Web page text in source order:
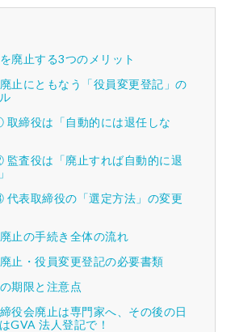
廃止する3つのメリット
止にともなう「役員変更登記」の
取締役は「自動的には退任しな
監査役は「廃止すれば自動的に退
代表取締役の「選定方法」の変更
止の手続き全体の流れ
止・役員変更登記の必要書類
期限と注意点
役会廃止は専門家へ、その後の日
GVA 法人登記で！